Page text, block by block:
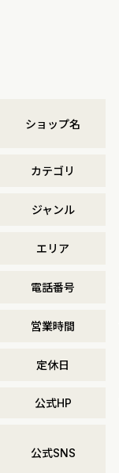
ショップ名
カテゴリ
ジャンル
エリア
電話番号
営業時間
定休日
公式HP
公式SNS